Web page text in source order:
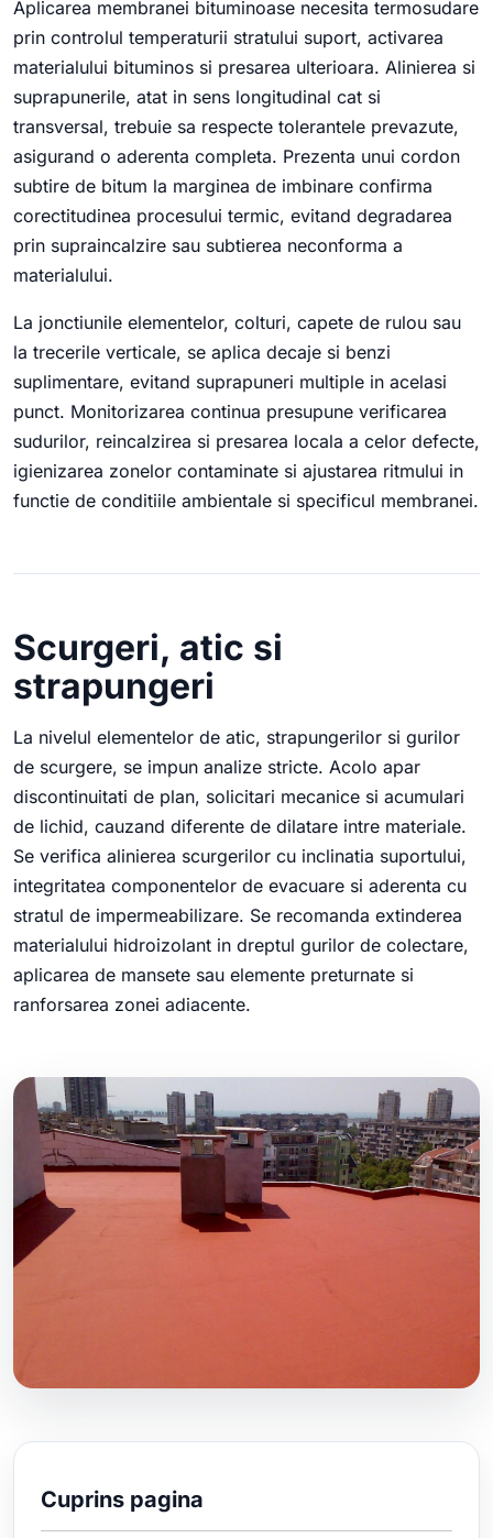
Aplicarea membranei bituminoase necesita termosudare
prin controlul temperaturii stratului suport, activarea
materialului bituminos si presarea ulterioara. Alinierea si
suprapunerile, atat in sens longitudinal cat si
transversal, trebuie sa respecte tolerantele prevazute,
asigurand o aderenta completa. Prezenta unui cordon
subtire de bitum la marginea de imbinare confirma
corectitudinea procesului termic, evitand degradarea
prin supraincalzire sau subtierea neconforma a
materialului.
La jonctiunile elementelor, colturi, capete de rulou sau
la trecerile verticale, se aplica decaje si benzi
suplimentare, evitand suprapuneri multiple in acelasi
punct. Monitorizarea continua presupune verificarea
sudurilor, reincalzirea si presarea locala a celor defecte,
igienizarea zonelor contaminate si ajustarea ritmului in
functie de conditiile ambientale si specificul membranei.
Scurgeri, atic si
strapungeri
La nivelul elementelor de atic, strapungerilor si gurilor
de scurgere, se impun analize stricte. Acolo apar
discontinuitati de plan, solicitari mecanice si acumulari
de lichid, cauzand diferente de dilatare intre materiale.
Se verifica alinierea scurgerilor cu inclinatia suportului,
integritatea componentelor de evacuare si aderenta cu
stratul de impermeabilizare. Se recomanda extinderea
materialului hidroizolant in dreptul gurilor de colectare,
aplicarea de mansete sau elemente preturnate si
ranforsarea zonei adiacente.
Cuprins pagina